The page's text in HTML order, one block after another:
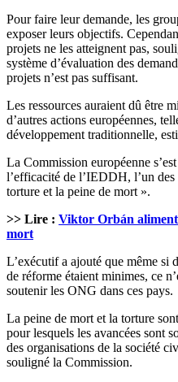
Pour faire leur demande, les
exposer leurs objectifs.
projets ne les atteignent pas,
système d’évaluation des
projets n’est pas suffisant.
Les ressources auraient dû être
d’autres actions européennes,
développement traditionnelle,
La Commission européenne
l’efficacité de l’IEDDH, l’un
torture et la peine de mort ».
>> Lire : Viktor Orbán
mort
L’exécutif a ajouté que même si
de réforme étaient minimes, ce
soutenir les ONG dans ces pays.
La peine de mort et la torture
pour lesquels les avancées sont
des organisations de la société
souligné la Commission.